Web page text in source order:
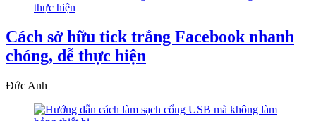
Cách sở hữu tick trắng Facebook nhanh
chóng, dễ thực hiện
Đức Anh